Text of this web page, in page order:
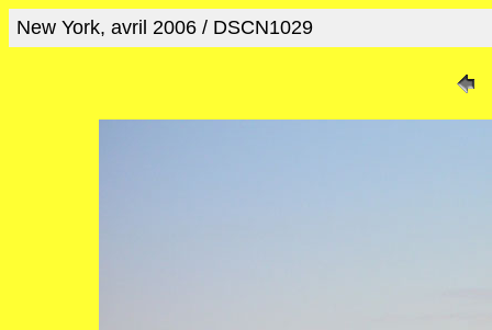
New York, avril 2006 / DSCN1029